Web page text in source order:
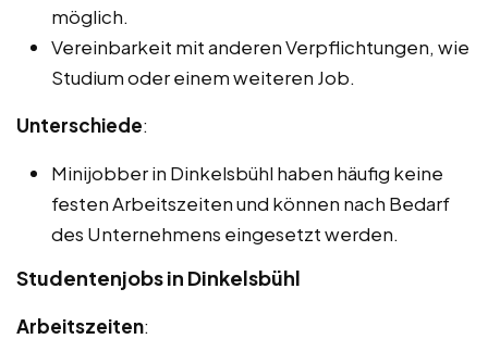
möglich.
Vereinbarkeit mit anderen Verpflichtungen, wie
Studium oder einem weiteren Job.
Unterschiede:
Minijobber in Dinkelsbühl haben häufig keine
festen Arbeitszeiten und können nach Bedarf
des Unternehmens eingesetzt werden.
Studentenjobs in Dinkelsbühl
Arbeitszeiten: